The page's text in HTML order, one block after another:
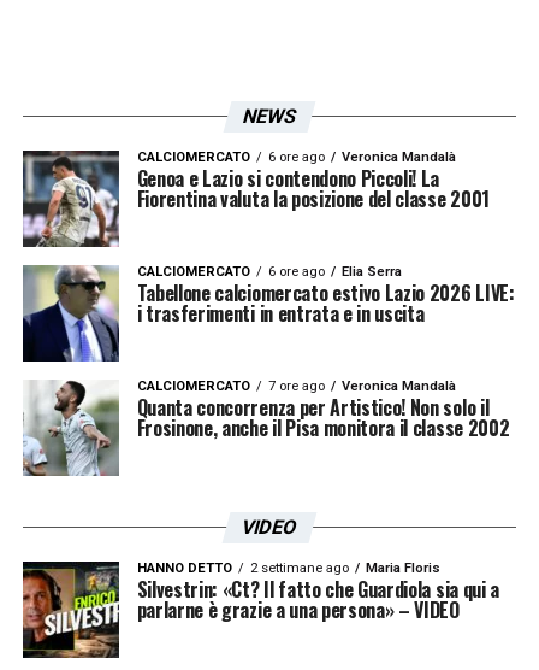
NEWS
CALCIOMERCATO 6 ore ago Veronica Mandalà
Genoa e Lazio si contendono Piccoli! La
Fiorentina valuta la posizione del classe 2001
CALCIOMERCATO 6 ore ago Elia Serra
Tabellone calciomercato estivo Lazio 2026 LIVE:
i trasferimenti in entrata e in uscita
CALCIOMERCATO 7 ore ago Veronica Mandalà
Quanta concorrenza per Artistico! Non solo il
Frosinone, anche il Pisa monitora il classe 2002
VIDEO
HANNO DETTO 2 settimane ago Maria Floris
Silvestrin: «Ct? Il fatto che Guardiola sia qui a
parlarne è grazie a una persona» – VIDEO